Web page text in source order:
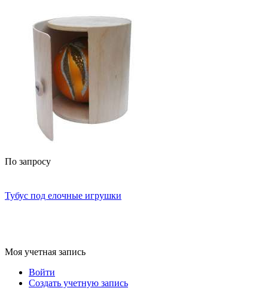
По запросу
Тубус под елочные игрушки
Моя учетная запись
Войти
Создать учетную запись